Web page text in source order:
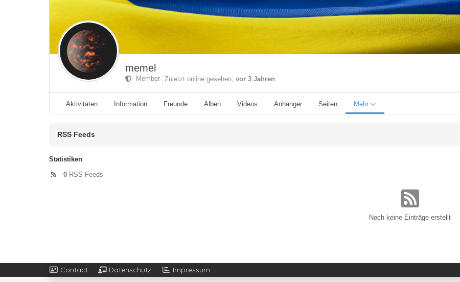
memel
Member Zuletzt online gesehen, vor 3 Jahren
Aktivitäten Information Freunde Alben Videos Anhänger Seiten Mehr
RSS Feeds
Statistiken
0 RSS Feeds
Noch keine Einträge erstellt
Contact Datenschutz Impressum